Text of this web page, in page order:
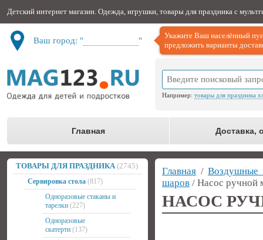
Детский интернет магазин. Одежда, игрушки, товары для праздника с
Ваш город: " "
Укажите Ваш населённый
предложить варианты
Например: товары для праздника
Главная Доставка,
ТОВАРЫ ДЛЯ ПРАЗДНИКА (2745)
Сервировка стола (817)
Одноразовые стаканы и
тарелки (227)
Одноразовые
скатерти (137)
Главная /Воздушные
шаров / Насос ручной
НАСОС